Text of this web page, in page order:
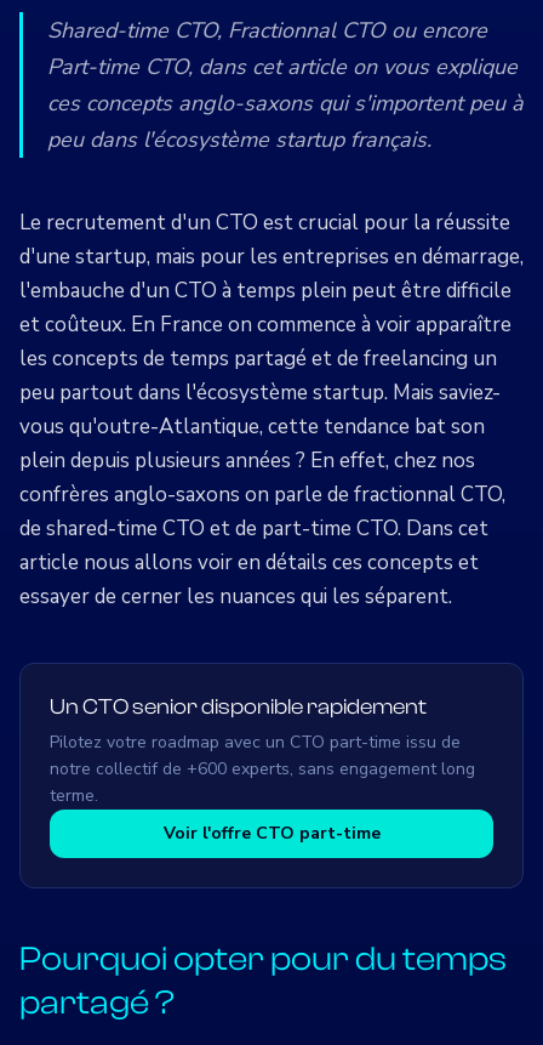
Shared-time CTO, Fractionnal CTO ou encore
Part-time CTO, dans cet article on vous explique
ces concepts anglo-saxons qui s'importent peu à
peu dans l'écosystème startup français.
Le recrutement d'un CTO est crucial pour la réussite
d'une startup, mais pour les entreprises en démarrage,
l'embauche d'un CTO à temps plein peut être difficile
et coûteux. En France on commence à voir apparaître
les concepts de temps partagé et de freelancing un
peu partout dans l'écosystème startup. Mais saviez-
vous qu'outre-Atlantique, cette tendance bat son
plein depuis plusieurs années ? En effet, chez nos
confrères anglo-saxons on parle de fractionnal CTO,
de shared-time CTO et de part-time CTO. Dans cet
article nous allons voir en détails ces concepts et
essayer de cerner les nuances qui les séparent.
Un CTO senior disponible rapidement
Pilotez votre roadmap avec un CTO part-time issu de
notre collectif de +600 experts, sans engagement long
terme.
Voir l'offre CTO part-time
Pourquoi opter pour du temps
partagé ?